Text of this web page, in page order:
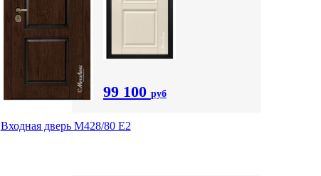
99 100 руб
Входная дверь М428/80 Е2